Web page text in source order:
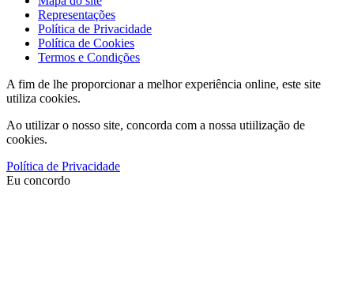
Representações
Política de Privacidade
Política de Cookies
Termos e Condições
A fim de lhe proporcionar a melhor experiência online, este site
utiliza cookies.
Ao utilizar o nosso site, concorda com a nossa utiilização de
cookies.
Política de Privacidade
Eu concordo